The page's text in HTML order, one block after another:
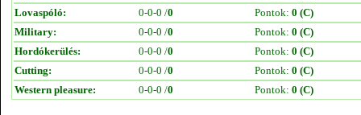
Lovaspóló:
0-0-0 /0 Pontok: 0 (C)
Military:
0-0-0 /0 Pontok: 0 (C)
Hordókerülés:
0-0-0 /0 Pontok: 0 (C)
Cutting:
0-0-0 /0 Pontok: 0 (C)
Western pleasure:
0-0-0 /0 Pontok: 0 (C)